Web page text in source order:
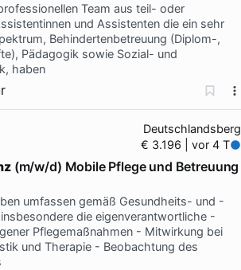
Team aus teil- oder
und Assistenten die ein sehr
Behindertenbetreuung (Diplom-,
Pädagogik sowie Sozial- und
haben
Deutschlandsberg
€ 3.196 | vor 4 T
(m/w/d) Mobile Pflege und Betreuung
umfassen gemäß Gesundheits- und -
die eigenverantwortliche -
Pflegemaßnahmen - Mitwirkung bei
und Therapie - Beobachtung des